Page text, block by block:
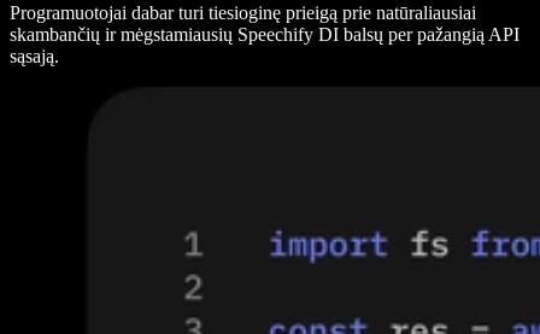
Programuotojai dabar turi tiesioginę prieigą prie natūraliausiai
skambančių ir mėgstamiausių Speechify DI balsų per pažangią API
sąsają.